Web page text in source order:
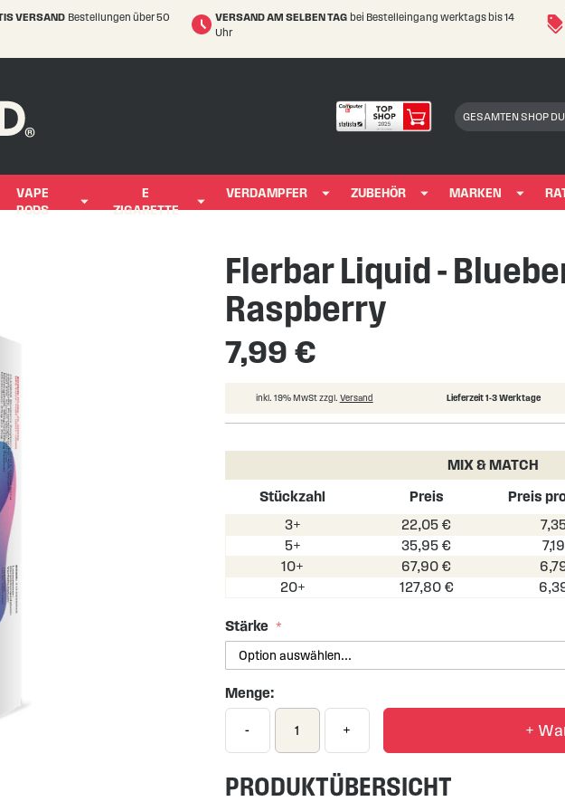
VERSAND Bestellungen über 50
VERSAND AM SELBEN TAG bei Bestelleingang werktags bis 14
Uhr
VAPE
PODS
E
ZIGARETTE
VERDAMPFER ZUBEHÖR MARKEN
Flerbar Liquid -
Raspberry
7,99 €
inkl. 19% MwSt zzgl. Versand Lieferzeit 1-3 Werktage
MIX & MATCH
Stückzahl Preis Preis
3+
22,05 €
5+
35,95 €
10+
67,90 €
20+
127,80 €
Stärke
Menge:
- + +
PRODUKTÜBERSICHT